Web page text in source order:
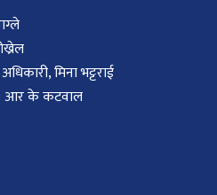
मिना भट्टराई
: आर के कटवाल